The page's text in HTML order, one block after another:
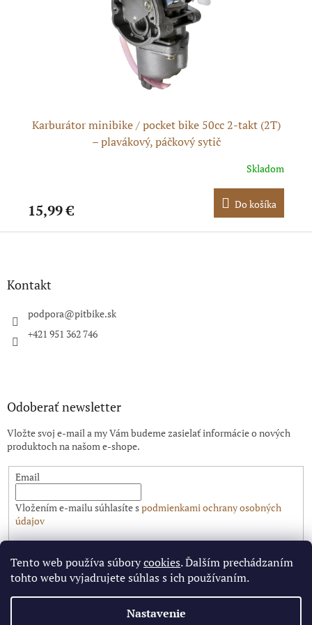
Tento web používa súborycookies. Ďalším prechádzaním
tohto webu vyjadrujete súhlas s ich používaním.
Nastavenie
Karburátor minibike / pocket bike 50cc 2-takt (2T)
– plavákový, páčkový sytič
Skladom
15,99 € Do košíka
Z
Kontakt
podpora@pitbike.sk
+421 951 362 746
Odoberať newsletter
Vložte svoj e-mail a my Vám budeme zasielať informácie o nových
produktoch na našom e-shope.
Email
Vložením e-mailu súhlasíte spodmienkami ochrany osobných
údajov
Vytvoril Shoptet